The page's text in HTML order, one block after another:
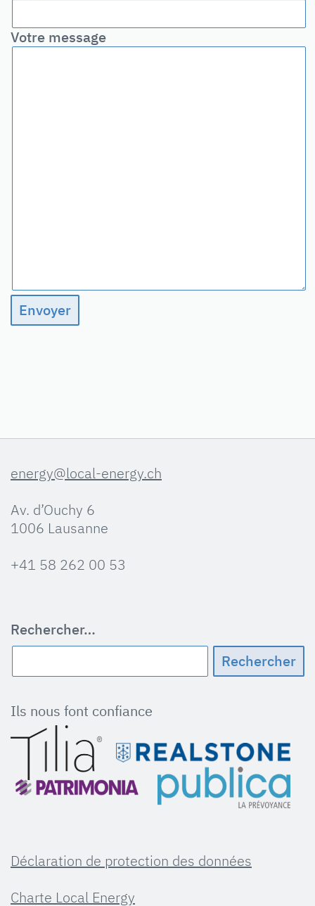
Votre message
energy@local-energy.ch
Av. d’Ouchy 6
1006 Lausanne
+41 58 262 00 53
Rechercher…
Ils nous font confiance
Déclaration de protection des données
Charte Local Energy